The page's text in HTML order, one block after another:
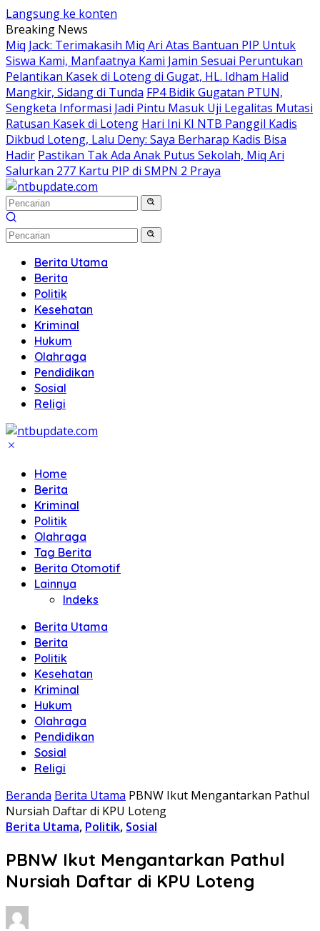
Langsung ke konten
Breaking News
Miq Jack: Terimakasih Miq Ari Atas Bantuan PIP Untuk
Siswa Kami, Manfaatnya Kami Jamin Sesuai Peruntukan
Pelantikan Kasek di Loteng di Gugat, HL. Idham Halid
Mangkir, Sidang di Tunda FP4 Bidik Gugatan PTUN,
Sengketa Informasi Jadi Pintu Masuk Uji Legalitas Mutasi
Ratusan Kasek di Loteng Hari Ini KI NTB Panggil Kadis
Dikbud Loteng, Lalu Deny: Saya Berharap Kadis Bisa
Hadir Pastikan Tak Ada Anak Putus Sekolah, Miq Ari
Salurkan 277 Kartu PIP di SMPN 2 Praya
Berita Utama
Berita
Politik
Kesehatan
Kriminal
Hukum
Olahraga
Pendidikan
Sosial
Religi
Home
Berita
Kriminal
Politik
Olahraga
Tag Berita
Berita Otomotif
Lainnya
Indeks
Berita Utama
Berita
Politik
Kesehatan
Kriminal
Hukum
Olahraga
Pendidikan
Sosial
Religi
Beranda Berita Utama PBNW Ikut Mengantarkan Pathul
Nursiah Daftar di KPU Loteng
Berita Utama, Politik, Sosial
PBNW Ikut Mengantarkan Pathul
Nursiah Daftar di KPU Loteng